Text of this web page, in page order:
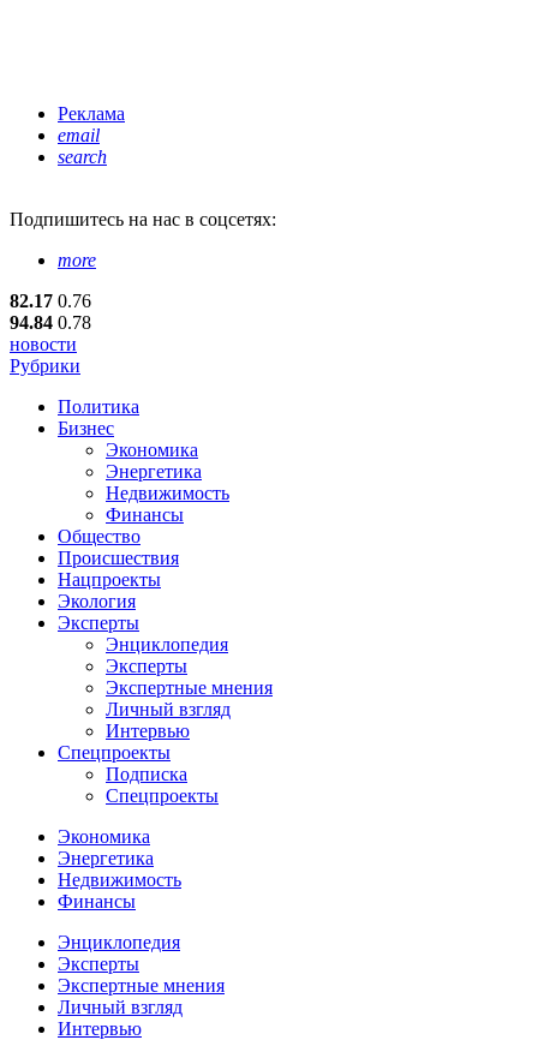
Реклама
email
search
Подпишитесь на нас в соцсетях:
more
82.17 0.76
94.84 0.78
новости
Рубрики
Политика
Бизнес
Экономика
Энергетика
Недвижимость
Финансы
Общество
Происшествия
Нацпроекты
Экология
Эксперты
Энциклопедия
Эксперты
Экспертные мнения
Личный взгляд
Интервью
Спецпроекты
Подписка
Спецпроекты
Экономика
Энергетика
Недвижимость
Финансы
Энциклопедия
Эксперты
Экспертные мнения
Личный взгляд
Интервью